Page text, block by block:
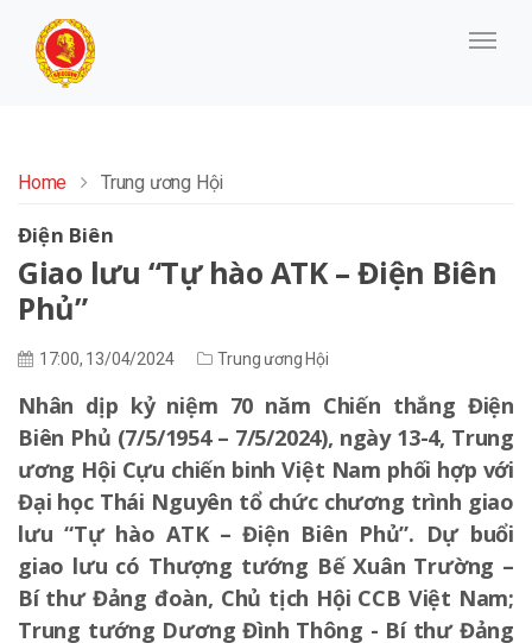
Home Trung ương Hội
Điện Biên
Giao lưu “Tự hào ATK – Điện Biên
Phủ”
17:00, 13/04/2024 Trung ương Hội
Nhân dịp kỷ niệm 70 năm Chiến thắng Điện
Biên Phủ (7/5/1954 – 7/5/2024), ngày 13-4, Trung
ương Hội Cựu chiến binh Việt Nam phối hợp với
Đại học Thái Nguyên tổ chức chương trình giao
lưu “Tự hào ATK – Điện Biên Phủ”. Dự buổi
giao lưu có Thượng tướng Bế Xuân Trường –
Bí thư Đảng đoàn, Chủ tịch Hội CCB Việt Nam;
Trung tướng Dương Đình Thông - Bí thư Đảng